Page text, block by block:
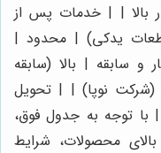
بالا | | خدمات پس از
یدکی) | محدود |
سابقه | بالا (سابقه
(شرکت نوپا) | | تحویل
توجه به جدول فوق،
بالای محصولات، شرایط